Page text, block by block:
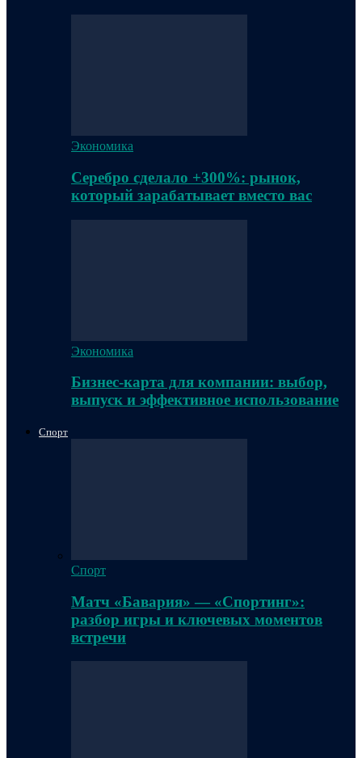
Экономика
Серебро сделало +300%: рынок,
который зарабатывает вместо вас
Экономика
Бизнес-карта для компании: выбор,
выпуск и эффективное использование
Спорт
Спорт
Матч «Бавария» — «Спортинг»:
разбор игры и ключевых моментов
встречи